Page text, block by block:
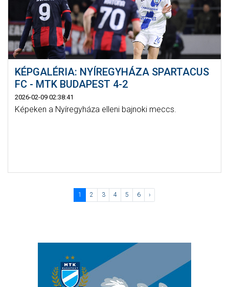
KÉPGALÉRIA: NYÍREGYHÁZA SPARTACUS
FC - MTK BUDAPEST 4-2
2026-02-09 02:38:41
Képeken a Nyíregyháza elleni bajnoki meccs.
1 2 3 4 5 6 ›